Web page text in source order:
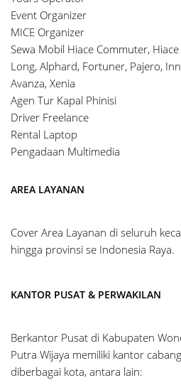
Event Organizer
MICE Organizer
Sewa Mobil Hiace Commuter,
Long, Alphard, Fortuner, Pajero,
Avanza, Xenia
Agen Tur Kapal Phinisi
Driver Freelance
Rental Laptop
Pengadaan Multimedia
AREA LAYANAN
Cover Area Layanan di seluruh
hingga provinsi se Indonesia Raya.
KANTOR PUSAT & PERWAKILAN
Berkantor Pusat di Kabupaten
Putra Wijaya memiliki kantor
diberbagai kota, antara lain: